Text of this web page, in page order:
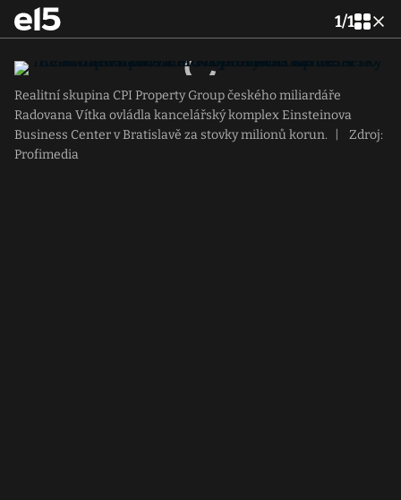
1/1
Realitní skupina CPI Property Group českého miliardáře
Radovana Vítka ovládla kancelářský komplex Einsteinova
Business Center v Bratislavě za stovky milionů korun.
Zdroj:
Profimedia